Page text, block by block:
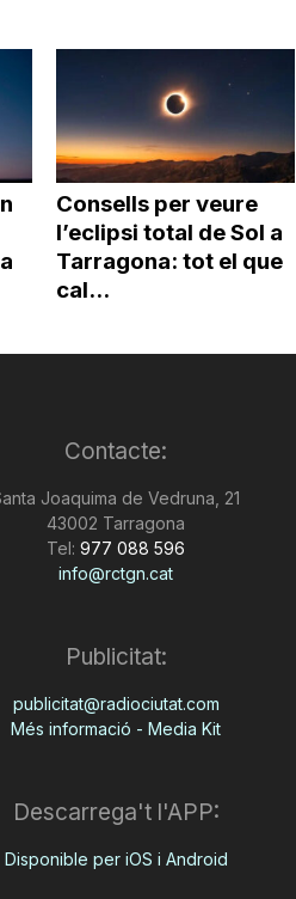
Consells per veure
l’eclipsi total de Sol a
Tarragona: tot el que
cal...
Contacte:
Joaquima de Vedruna, 21
43002 Tarragona
Tel: 977 088 596
info@rctgn.cat
Publicitat:
publicitat@radiociutat.com
Més informació - Media Kit
Descarrega't l'APP:
Disponible per iOS i Android